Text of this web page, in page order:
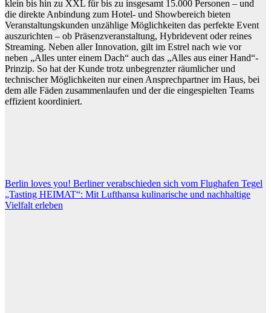
klein bis hin zu XXL für bis zu insgesamt 15.000 Personen – und
die direkte Anbindung zum Hotel- und Showbereich bieten
Veranstaltungskunden unzählige Möglichkeiten das perfekte Event
auszurichten – ob Präsenzveranstaltung, Hybridevent oder reines
Streaming. Neben aller Innovation, gilt im Estrel nach wie vor
neben „Alles unter einem Dach“ auch das „Alles aus einer Hand“-
Prinzip. So hat der Kunde trotz unbegrenzter räumlicher und
technischer Möglichkeiten nur einen Ansprechpartner im Haus, bei
dem alle Fäden zusammenlaufen und der die eingespielten Teams
effizient koordiniert.
Beitragsnavigation
Berlin loves you! Berliner verabschieden sich vom Flughafen Tegel
„Tasting HEIMAT“: Mit Lufthansa kulinarische und nachhaltige
Vielfalt erleben